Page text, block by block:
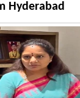
Hyderabad